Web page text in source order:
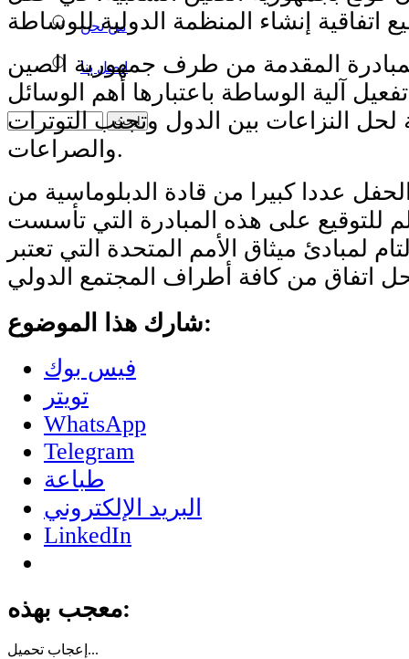
من نحن
اتصل بنا
المقدمة من طرف جمهورية الصين
آلية الوساطة باعتبارها أهم الوسائل
لحل النزاعات بين الدول وتجنب التوترات
والصراعات.
عددا كبيرا من قادة الدبلوماسية من
للتوقيع على هذه المبادرة التي تأسست
لمبادئ ميثاق الأمم المتحدة التي تعتبر
شارك هذا الموضوع:
فيس بوك
تويتر
WhatsApp
Telegram
طباعة
البريد الإلكتروني
LinkedIn
معجب بهذه:
إعجاب تحميل...